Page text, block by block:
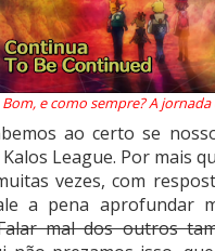
Bom, e como sempre? A
ao certo se
League. Por mais
vezes, com
a pena aprofundar
mal dos outros